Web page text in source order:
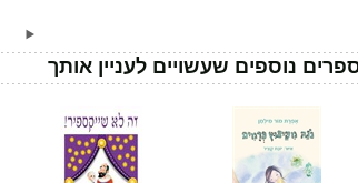
נוספים שעשויים לעניין אותך